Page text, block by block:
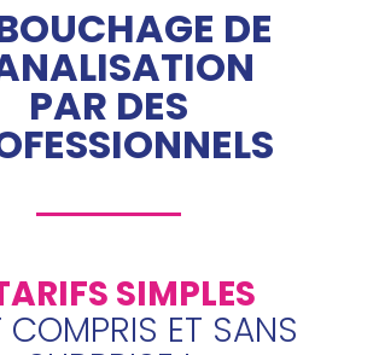
DE
PAR DES
SIMPLES
COMPRIS ET SANS